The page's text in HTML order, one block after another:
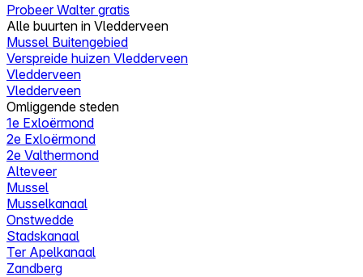
Probeer Walter gratis
Alle buurten in Vledderveen
Mussel Buitengebied
Verspreide huizen Vledderveen
Vledderveen
Vledderveen
Omliggende steden
1e Exloërmond
2e Exloërmond
2e Valthermond
Alteveer
Mussel
Musselkanaal
Onstwedde
Stadskanaal
Ter Apelkanaal
Zandberg